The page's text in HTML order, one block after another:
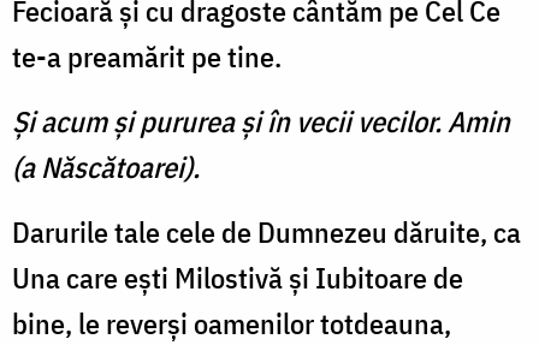
Fecioară şi cu dragoste cântăm pe Cel Ce
te-a preamărit pe tine.
Și acum şi pururea şi în vecii vecilor. Amin
(a Născătoarei).
Darurile tale cele de Dumnezeu dăruite, ca
Una care eşti Milostivă şi Iubitoare de
bine, le reverşi oamenilor totdeauna,